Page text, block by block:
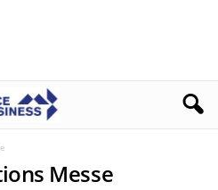
Messe